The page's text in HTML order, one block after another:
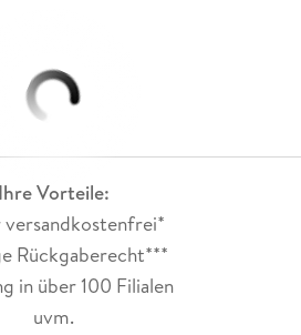
Ihre Vorteile:
versandkostenfrei*
Rückgaberecht***
in über 100 Filialen
uvm.